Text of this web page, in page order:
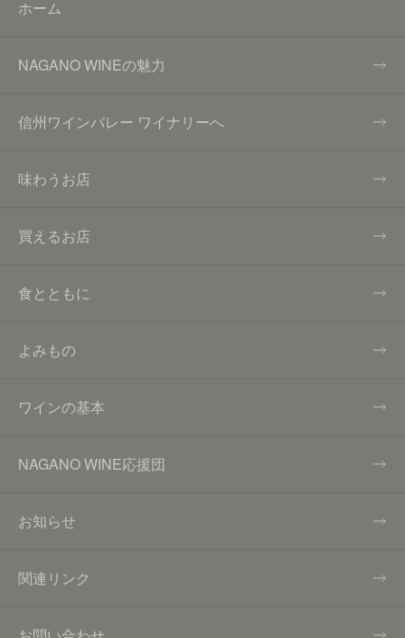
ホーム
NAGANO WINEの魅力
信州ワインバレー ワイナリーへ
味わうお店
買えるお店
食とともに
よみもの
ワインの基本
NAGANO WINE応援団
お知らせ
関連リンク